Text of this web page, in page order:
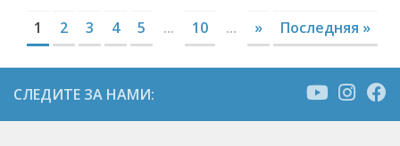
1 2 3 4 5 ... 10 ... » Последняя »
СЛЕДИТЕ ЗА НАМИ: